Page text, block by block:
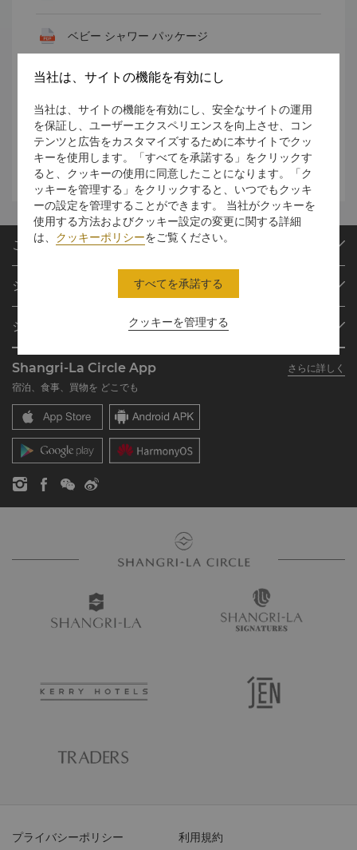
ベビー シャワー パッケージ
100日ランチパッケージ
100日ディナー パッケージ
子様向けパーティパッケージ
ご予約
ご予約の検索
レストラン＆バー
シャングリ・ラ サークル
シャングリ・ラ サークルに入会
私のアカウント
よくあるお問合せや質問
SLCに関するお問い合わせ
シャングリ・ラ グループ
シャングリ・ラ グループについて
シャングリ・ラ ブランド
シャングリ・ラ センター
レジデンス
お問い合わせ
投資家の皆さま
採用情報
企業の社会的責任
ニュース
Shangri-La Circle App
さらに詳しく
宿泊、食事、買物を どこでも
プライバシーポリシー 利用規約
当社は、サイトの機能を有効にし
当社は、サイトの機能を有効にし、安全なサイトの運用
を保証し、ユーザーエクスペリエンスを向上させ、コン
テンツと広告をカスタマイズするために本サイトでクッ
キーを使用します。「すべてを承諾する」をクリックす
ると、クッキーの使用に同意したことになります。「ク
ッキーを管理する」をクリックすると、いつでもクッキ
ーの設定を管理することができます。 当社がクッキーを
使用する方法およびクッキー設定の変更に関する詳細
は、 クッキーポリシーをご覧ください。
クッキーを管理する
すべてを承諾する